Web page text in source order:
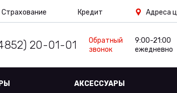
Страхование Кредит Адреса
20-01-01
Обратный
звонок
9:00-21:00
ежедневно
АКСЕССУАРЫ